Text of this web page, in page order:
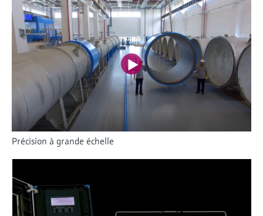
Précision à grande échelle